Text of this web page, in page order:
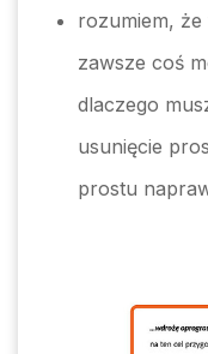
rozumiem,
zawsze coś
dlaczego
usunięcie
prostu